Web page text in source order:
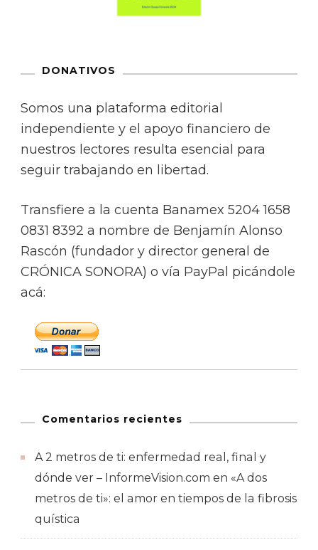
DONATIVOS
Somos una plataforma editorial
independiente y el apoyo financiero de
nuestros lectores resulta esencial para
seguir trabajando en libertad.
Transfiere a la cuenta Banamex 5204 1658
0831 8392 a nombre de Benjamín Alonso
Rascón (fundador y director general de
CRÓNICA SONORA) o vía PayPal picándole
acá:
Comentarios recientes
A 2 metros de ti: enfermedad real, final y
dónde ver – InformeVision.com en «A dos
metros de ti»: el amor en tiempos de la fibrosis
quística